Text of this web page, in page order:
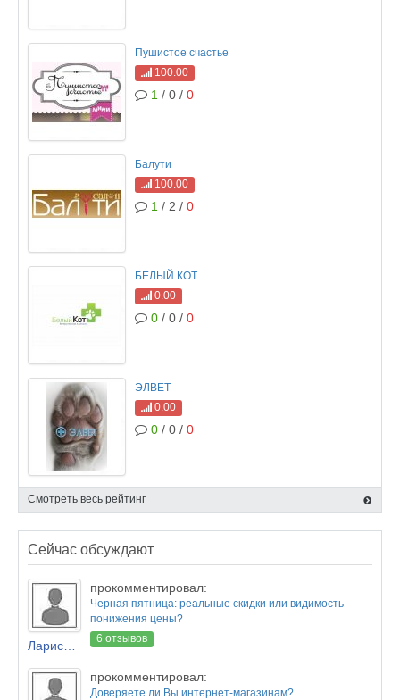
Пушистое счастье
100.00
1 / 0 / 0
Балути
100.00
1 / 2 / 0
БЕЛЫЙ КОТ
0.00
0 / 0 / 0
ЭЛВЕТ
0.00
0 / 0 / 0
Смотреть весь рейтинг
Сейчас обсуждают
прокомментировал:
Черная пятница: реальные скидки или видимость
понижения цены?
6 отзывов
прокомментировал:
Доверяете ли Вы интернет-магазинам?